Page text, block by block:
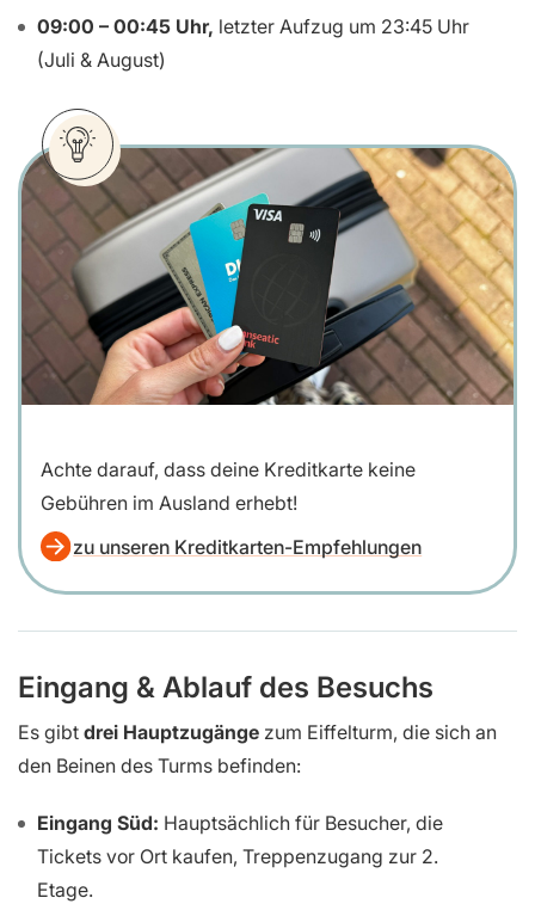
09:00 – 00:45 Uhr, letzter Aufzug um 23:45 Uhr
(Juli & August)
Achte darauf, dass deine Kreditkarte keine
Gebühren im Ausland erhebt!
zu unseren Kreditkarten-Empfehlungen
Eingang & Ablauf des Besuchs
Es gibt drei Hauptzugänge zum Eiffelturm, die sich an
den Beinen des Turms befinden:
Eingang Süd: Hauptsächlich für Besucher, die
Tickets vor Ort kaufen, Treppenzugang zur 2.
Etage.